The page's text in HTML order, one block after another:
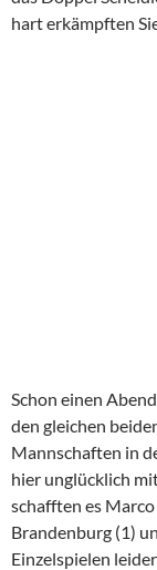
hart erkämpften
Schon einen
den gleichen
Mannschaften in
hier unglücklich
schafften es
Brandenburg (1)
Einzelspielen